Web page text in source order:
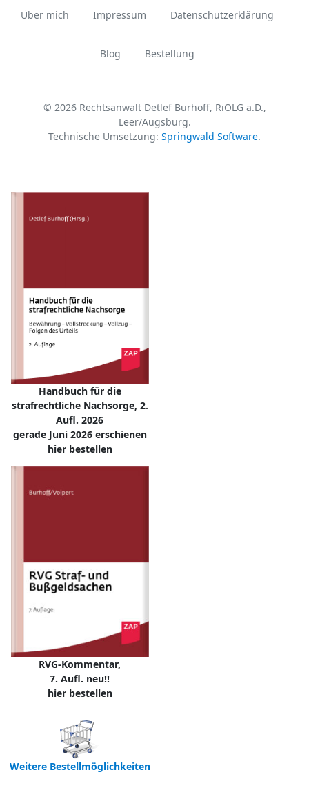
Über mich Impressum Datenschutzerklärung
Blog Bestellung
© 2026 Rechtsanwalt Detlef Burhoff, RiOLG a.D.,
Leer/Augsburg.
Technische Umsetzung: Springwald Software.
Handbuch für die
strafrechtliche Nachsorge, 2.
Aufl. 2026
gerade Juni 2026 erschienen
hier bestellen
RVG-Kommentar,
7. Aufl. neu!!
hier bestellen
Weitere Bestellmöglichkeiten